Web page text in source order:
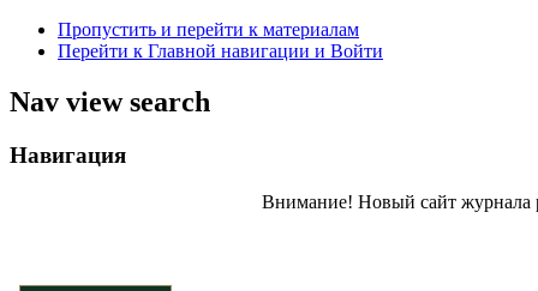
Пропустить и перейти к материалам
Перейти к Главной навигации и Войти
Nav view search
Навигация
Внимание! Новый сайт журнала